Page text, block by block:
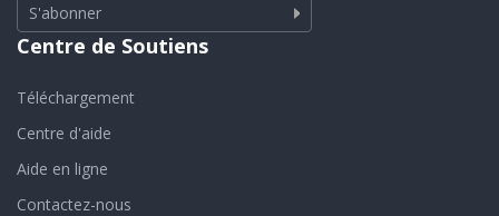
S'abonner
Centre de Soutiens
Téléchargement
Centre d'aide
Aide en ligne
Contactez-nous